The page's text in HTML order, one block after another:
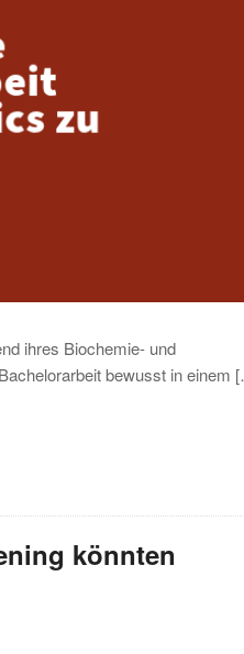
ihres Biochemie- und
bewusst in einem
könnten